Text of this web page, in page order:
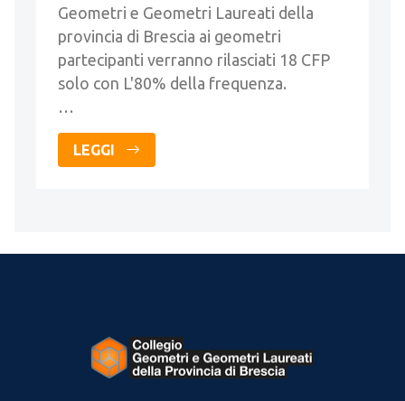
Geometri e Geometri Laureati della
provincia di Brescia ai geometri
partecipanti verranno rilasciati 18 CFP
solo con L'80% della frequenza.
…
LEGGI